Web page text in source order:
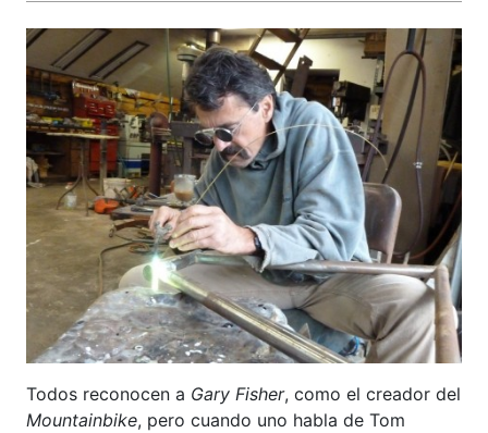
Todos reconocen a Gary Fisher, como el creador del
Mountainbike, pero cuando uno habla de Tom